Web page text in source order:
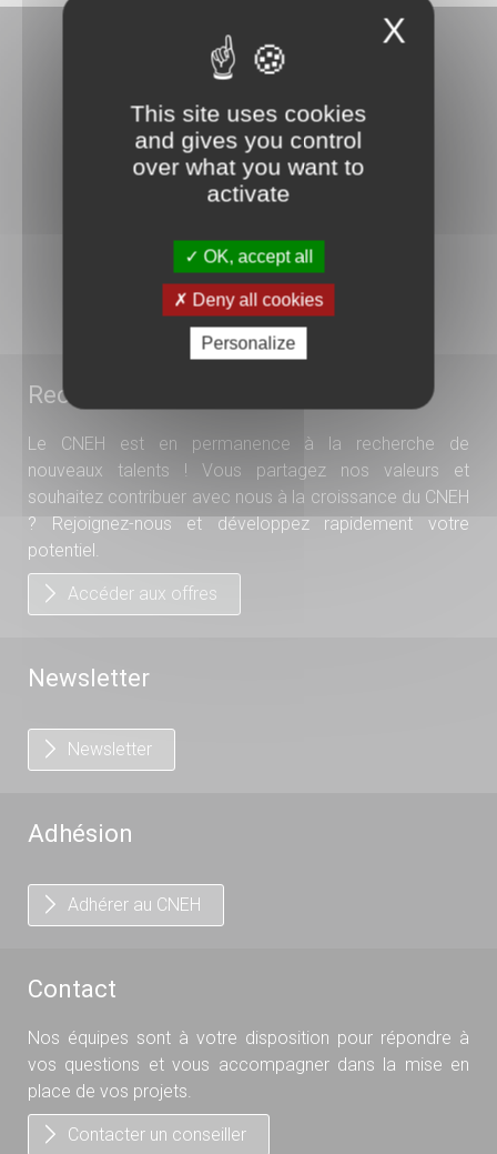
3 rue Danton
92240 Malakoff
N°ODPC : 1044
Organisme de formation
N°11 92 1585 192
Recrutement
Le CNEH est en permanence à la recherche de
nouveaux talents ! Vous partagez nos valeurs et
souhaitez contribuer avec nous à la croissance du CNEH
? Rejoignez-nous et développez rapidement votre
potentiel.
Accéder aux offres
Newsletter
Newsletter
Adhésion
Adhérer au CNEH
Contact
Nos équipes sont à votre disposition pour répondre à
vos questions et vous accompagner dans la mise en
place de vos projets.
Contacter un conseiller
X
This site uses cookies
and gives you control
over what you want to
activate
OK, accept all
Deny all cookies
Personalize